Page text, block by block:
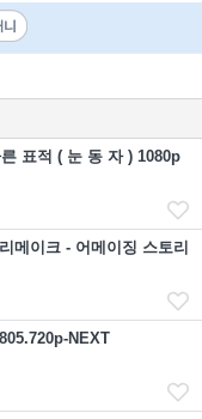
표적 ( 눈 동 자 ) 1080p
메이크 - 어메이징 스토리
NEXT